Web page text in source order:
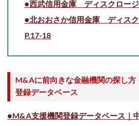
●西武信用金庫 ディスクロー
●北おおさか信用金庫 ディス
P.17-18
M&Aに前向きな金融機関の探し
登録データベース
●M&A支援機関登録データベース｜